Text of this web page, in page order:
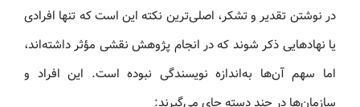
در نوشتن تقدیر و تشکر، اصلی‌ترین نکته این است که تنها افرادی
یا نهادهایی ذکر شوند که در انجام پژوهش نقشی مؤثر داشته‌اند،
اما سهم آن‌ها به‌اندازه نویسندگی نبوده است. این افراد و
سازمان‌ها در چند دسته جای می‌گیرند: